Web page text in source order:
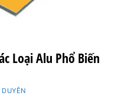
Loại Alu Phổ Biến
DUYÊN